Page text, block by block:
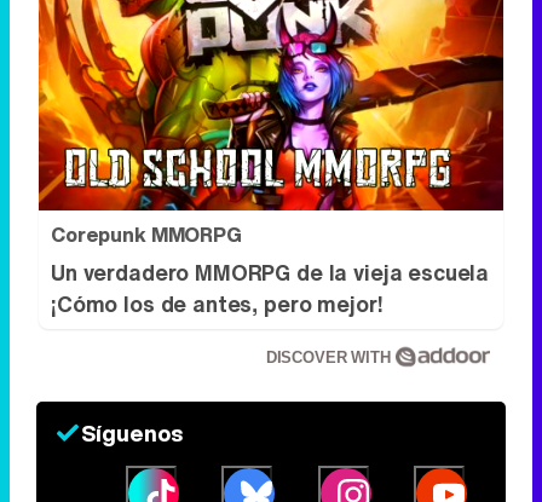
Corepunk MMORPG
Un verdadero MMORPG de la vieja escuela
¡Cómo los de antes, pero mejor!
DISCOVER WITH
Síguenos